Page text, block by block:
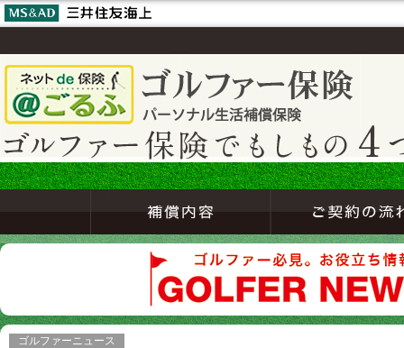
ゴルファーニュース